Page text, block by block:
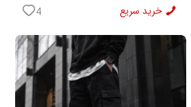
خرید سریع 4